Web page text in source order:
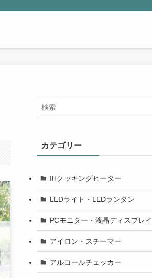
カテゴリー
IHクッキングヒーター
LEDライト・LEDランタン
PCモニター・液晶ディスプレイ
アイロン・スチーマー
アルコールチェッカー